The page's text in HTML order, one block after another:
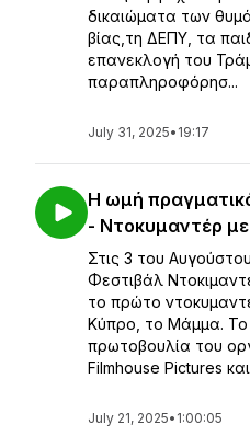
δικαιώματα των
βίας,τη ΔΕΠΥ, τα
επανεκλογή του
παραπληροφόρησ...
July 31, 2025• 19:17
Η ωμή
- Ντοκυμαντέρ με
Στις 3 του
Φεστιβάλ
το πρώτο
Κύπρο, το Μάμμα. Το
πρωτοβουλία του
Filmhouse Pictures
July 21, 2025• 1:00:05